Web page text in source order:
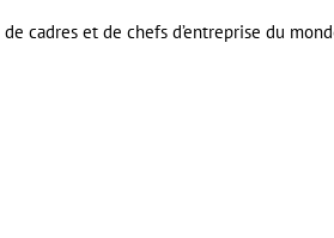
cadres et de chefs d’entreprise du